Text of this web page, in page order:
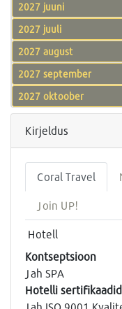
2027 juuni
2027 juuli
2027 august
2027 september
2027 oktoober
Kirjeldus
Coral Travel
Join UP!
Hotell
Kontseptsioon
Jah SPA
Hotelli sertifikaadid